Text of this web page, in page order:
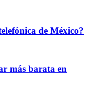
de México?
más barata en